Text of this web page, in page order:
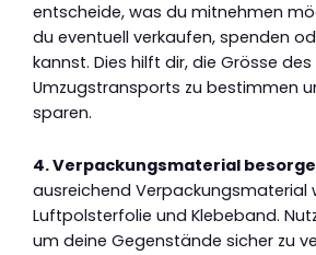
entscheide, was du mitnehmen
du eventuell verkaufen, spenden
kannst. Dies hilft dir, die Grösse des
Umzugstransports zu bestimmen
sparen.
4. Verpackungsmaterial
ausreichend Verpackungsmaterial
Luftpolsterfolie und Klebeband.
um deine Gegenstände sicher zu